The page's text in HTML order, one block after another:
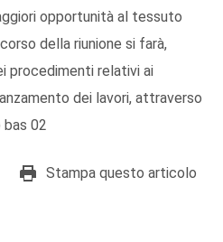
opportunità al tessuto
della riunione si farà,
procedimenti relativi ai
dei lavori, attraverso
bas 02
Stampa questo articolo